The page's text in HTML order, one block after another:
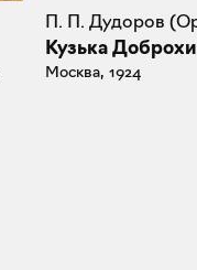
П. П. Дудоров
Кузька
Москва, 1924